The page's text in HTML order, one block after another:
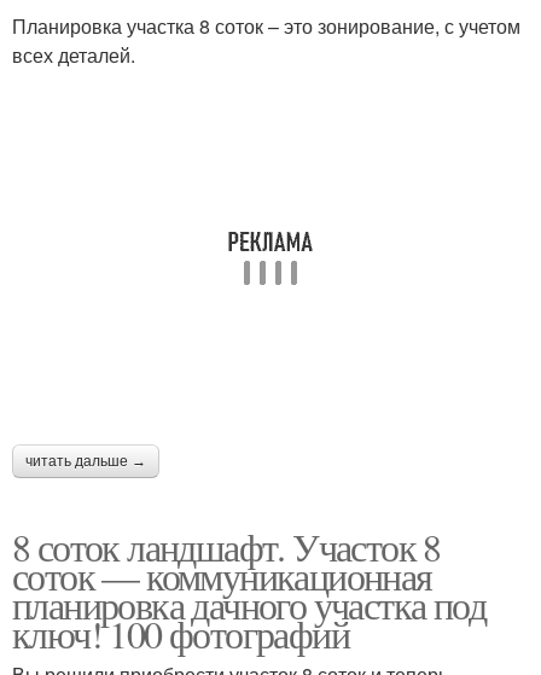
Планировка участка 8 соток – это зонирование, с учетом
всех деталей.
читать дальше →
8 соток ландшафт. Участок 8
соток — коммуникационная
планировка дачного участка под
ключ! 100 фотографий